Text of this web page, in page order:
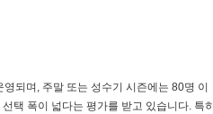
되며, 주말 또는 성수기 시즌에는 80명 이
택 폭이 넓다는 평가를 받고 있습니다. 특히